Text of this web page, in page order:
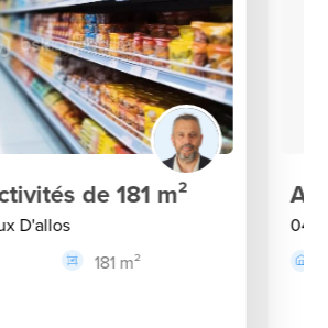
de 181 m²
D'allos
181 m²